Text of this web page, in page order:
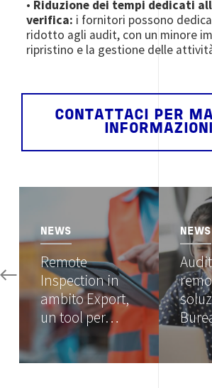
• Riduzione dei tempi dedicati
verifica: i fornitori possono
ridotto agli audit, con un minore
ripristino e la gestione delle
CONTATTACI PER
INFORMAZIONI
NEWS
Remote
Inspection in
ambito Export,
un tool per…
Image
NEWS